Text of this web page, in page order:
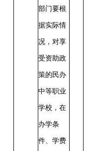
部门要根
据实际情
况，对享
受资助政
策的民办
中等职业
学校，在
办学条
件、学费